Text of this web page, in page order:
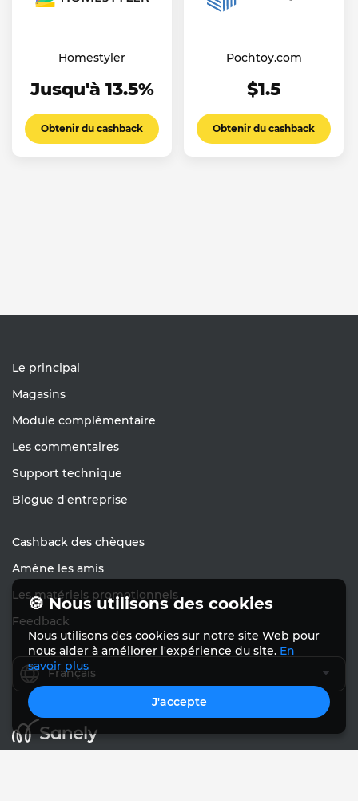
Homestyler
Jusqu'à 13.5%
Obtenir du cashback
Pochtoy.com
$1.5
Obtenir du cashback
Le principal
Magasins
Module complémentaire
Les commentaires
Support technique
Blogue d'entreprise
Cashback des chèques
Amène les amis
Les matériels promotionnels
Feedback
Français
🍪 Nous utilisons des cookies
Nous utilisons des cookies sur notre site Web pour
nous aider à améliorer l'expérience du site. En
savoir plus
J'accepte